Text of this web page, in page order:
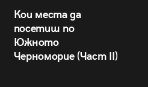
Кои места да
посетиш по
Южното
Черноморие (Част II)